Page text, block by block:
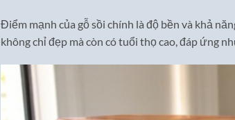
Điểm mạnh của gỗ sồi chính là độ bền và khả
không chỉ đẹp mà còn có tuổi thọ cao, đáp ứng